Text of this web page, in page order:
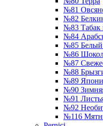
№81
№82
№83 Табак
№84
№85 Белый
№86
№87
№88
№89
№90
№91
№92
№116